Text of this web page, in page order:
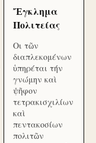
Ἔγκλημα
Πολιτείας
Οι τῶν
διαπλεκομένων
ὑπηρέται τήν
γνώμην καὶ
ψῆφον
τετρακισχιλίων
καὶ
πεντακοσίων
πολιτῶν